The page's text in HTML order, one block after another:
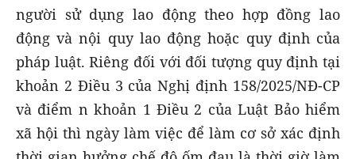
người sử dụng lao động theo hợp đồng lao
động và nội quy lao động hoặc quy định của
pháp luật. Riêng đối với đối tượng quy định tại
khoản 2 Điều 3 của Nghị định 158/2025/NĐ-CP
và điểm n khoản 1 Điều 2 của Luật Bảo hiểm
xã hội thì ngày làm việc để làm cơ sở xác định